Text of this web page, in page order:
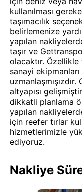
kullanılması
taşımacılık
belirlemenize
yapılan
taşır ve
olacaktır.
sanayi
altyapısı
dikkatli planlama
yapılan
için reefer tırlar
hizmetlerimizle
ediyoruz.
Nakliye